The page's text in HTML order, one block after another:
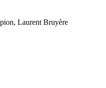
Laurent Bruyère